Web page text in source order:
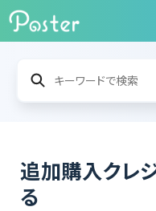
追加購入クレ
る